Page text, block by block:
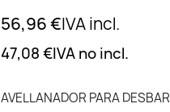
56,96 €IVA incl.
47,08 €IVA no incl.
AVELLANADOR PARA